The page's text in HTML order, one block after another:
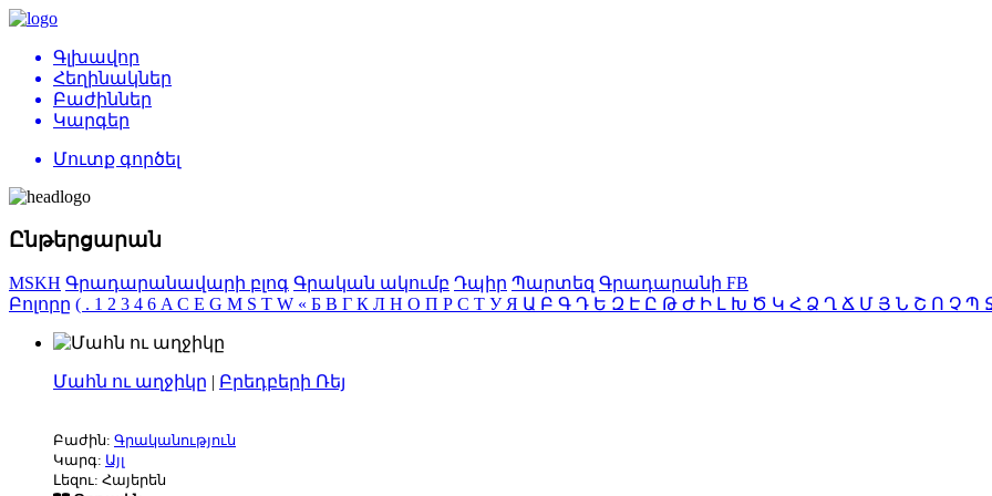
Գլխավոր
Հեղինակներ
Բաժիններ
Կարգեր
Մուտք գործել
Ընթերցարան
MSKH Գրադարանավարի բլոգ Գրական ակումբ Դպիր Պարտեզ Գրադարանի FB
Բոլորը ( . 1 2 3 4 6 AC E G M S T W « Б В Г К Л Н О П Р С Т УЯ Ա Բ Գ Դ Ե Զ Է Ը Թ Ժ Ի Լ Խ Ծ Կ Հ Ձ Ղ Ճ Մ Յ Ն Շ Ո Չ Պ
Մահն ու աղջիկը | Բրեդբերի Ռեյ
Բաժին: Գրականություն
Կարգ: Այլ
Լեզու: Հայերեն